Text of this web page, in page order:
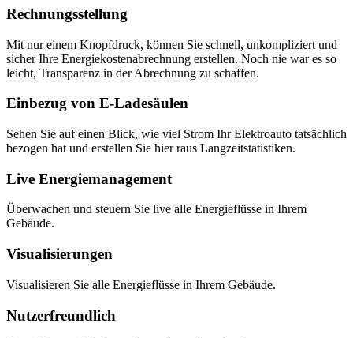
Rechnungsstellung
Mit nur einem Knopfdruck, können Sie schnell, unkompliziert und
sicher Ihre Energiekostenabrechnung erstellen. Noch nie war es so
leicht, Transparenz in der Abrechnung zu schaffen.
Einbezug von E-Ladesäulen
Sehen Sie auf einen Blick, wie viel Strom Ihr Elektroauto tatsächlich
bezogen hat und erstellen Sie hier raus Langzeitstatistiken.
Live Energiemanagement
Überwachen und steuern Sie live alle Energieflüsse in Ihrem
Gebäude.
Visualisierungen
Visualisieren Sie alle Energieflüsse in Ihrem Gebäude.
Nutzerfreundlich